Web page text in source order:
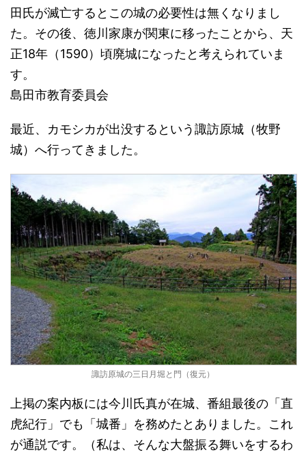
田氏が滅亡するとこの城の必要性は無くなりまし
た。その後、徳川家康が関東に移ったことから、天
正18年（1590）頃廃城になったと考えられていま
す。
島田市教育委員会
最近、カモシカが出没するという諏訪原城（牧野
城）へ行ってきました。
諏訪原城の三日月堀と門（復元）
上掲の案内板には今川氏真が在城、番組最後の「直
虎紀行」でも「城番」を務めたとありました。これ
が通説です。（私は、そんな大盤振る舞いをするわ